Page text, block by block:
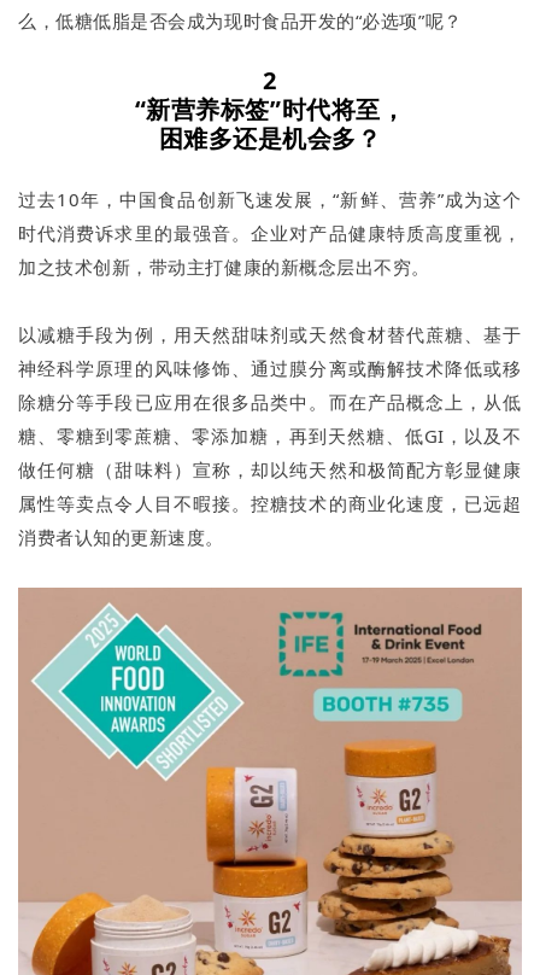
么，低糖低脂是否会成为现时食品开发的“必选项”呢？
2
“新营养标签”时代将至，
困难多还是机会多？
过去10年，中国食品创新飞速发展，“新鲜、营养”成为这个
时代消费诉求里的最强音。企业对产品健康特质高度重视，
加之技术创新，带动主打健康的新概念层出不穷。
以减糖手段为例，用天然甜味剂或天然食材替代蔗糖、基于
神经科学原理的风味修饰、通过膜分离或酶解技术降低或移
除糖分等手段已应用在很多品类中。而在产品概念上，从低
糖、零糖到零蔗糖、零添加糖，再到天然糖、低GI，以及不
做任何糖（甜味料）宣称，却以纯天然和极简配方彰显健康
属性等卖点令人目不暇接。控糖技术的商业化速度，已远超
消费者认知的更新速度。